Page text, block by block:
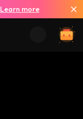
Learn more